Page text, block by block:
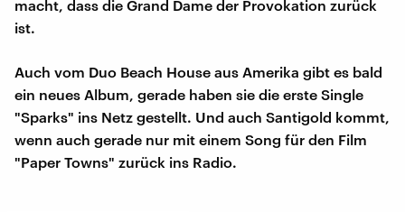
macht, dass die Grand Dame der Provokation zurück
ist.
Auch vom Duo Beach House aus Amerika gibt es bald
ein neues Album, gerade haben sie die erste Single
"Sparks" ins Netz gestellt. Und auch Santigold kommt,
wenn auch gerade nur mit einem Song für den Film
"Paper Towns" zurück ins Radio.